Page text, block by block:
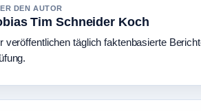
DEN AUTOR
Tim Schneider Koch
veröffentlichen täglich faktenbasierte